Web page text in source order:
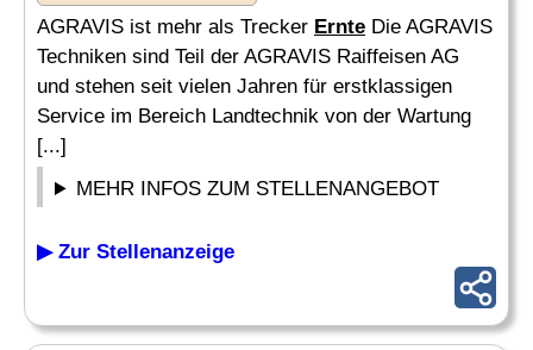
AGRAVIS ist mehr als Trecker Ernte Die AGRAVIS
Techniken sind Teil der AGRAVIS Raiffeisen AG
und stehen seit vielen Jahren für erstklassigen
Service im Bereich Landtechnik von der Wartung
[...]
MEHR INFOS ZUM STELLENANGEBOT
▶ Zur Stellenanzeige